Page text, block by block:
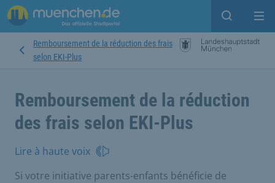
Open
Remboursement de la réduction des frais
selon EKI-Plus
Remboursement de la réduction
des frais selon EKI-Plus
Lire à haute voix
Si votre initiative parents-enfants bénéficie de